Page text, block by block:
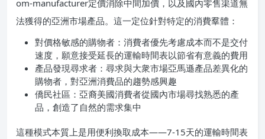
om-manufacturer定價消除中間加價，以及國內零售渠道無
法獲得的亞洲市場產品。這一定位針對特定的消費羣體：
對價格敏感的購物者：消費者優先考慮成本而不是交付
速度，願意接受延長的運輸時間表以節省有意義的費用
產品發現尋求者：尋求與大衆市場亞馬遜產品差異化的
購物者，對亞洲消費品的趨勢感興趣
僑民社區：亞裔美國消費者從國內市場尋找熟悉的產
品，創造了自然的需求集中
這種模式本質上是用便利換取成本——7-15天的運輸時間表